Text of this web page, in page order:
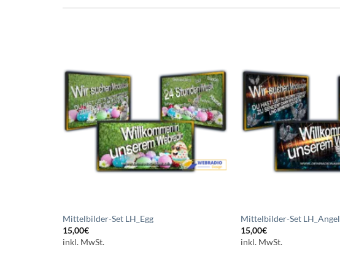
Auf die
Wunschliste
setzen
Mittelbilder-Set LH_Egg
15,00€
inkl. MwSt.
Mittelbilder-Set LH_Angel
15,00€
inkl. MwSt.